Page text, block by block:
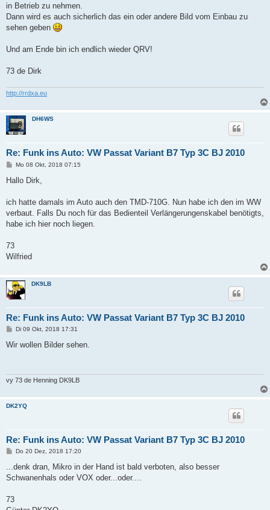
in Betrieb zu nehmen.
Dann wird es auch sicherlich das ein oder andere Bild vom Einbau zu
sehen geben
Und am Ende bin ich endlich wieder QRV!
73 de Dirk
http://rrdxa.eu
DH6WS
Re: Funk ins Auto: VW Passat Variant B7 Typ 3C BJ 2010
B
i
a
Mo 08 Okt, 2018 07:15
Hallo Dirk,
ich hatte damals im Auto auch den TMD-710G. Nun habe ich den im WW
verbaut. Falls Du noch für das Bedienteil Verlängerungenskabel benötigts,
habe ich hier noch liegen.
73
Wilfried
DK9LB
Re: Funk ins Auto: VW Passat Variant B7 Typ 3C BJ 2010
B
i
Di 09 Okt, 2018 17:31
Wir wollen Bilder sehen.
vy 73 de Henning DK9LB
DK2YQ
Re: Funk ins Auto: VW Passat Variant B7 Typ 3C BJ 2010
B
i
r
Do 20 Dez, 2018 17:20
...denk dran, Mikro in der Hand ist bald verboten, also besser
Schwanenhals oder VOX oder...oder....
73